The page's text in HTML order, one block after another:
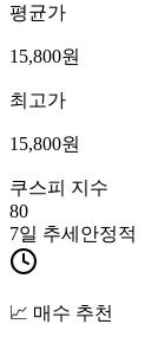
평균가
15,800원
최고가
15,800원
쿠스피 지수
80
7일 추세 안정적
📈 매수 추천